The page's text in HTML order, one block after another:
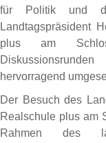
für Politik und
Landtagspräsident
plus am
hervorragend
Der Besuch des
Realschule plus am
Rahmen des